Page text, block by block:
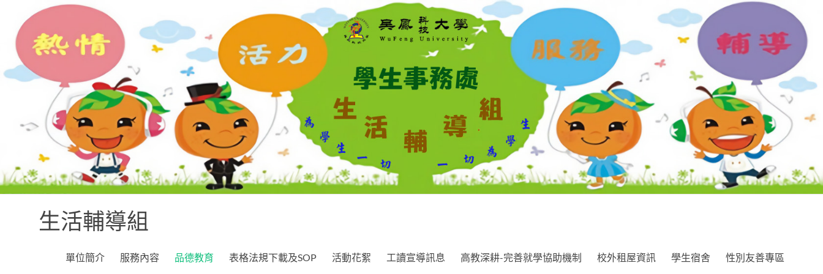
生活輔導組
單位簡介 服務內容 品德教育 表格法規下載及SOP 活動花絮 工讀宣導訊息 高教深耕-完善就學協助機制 校外租屋資訊 學生宿舍 性別友善專區